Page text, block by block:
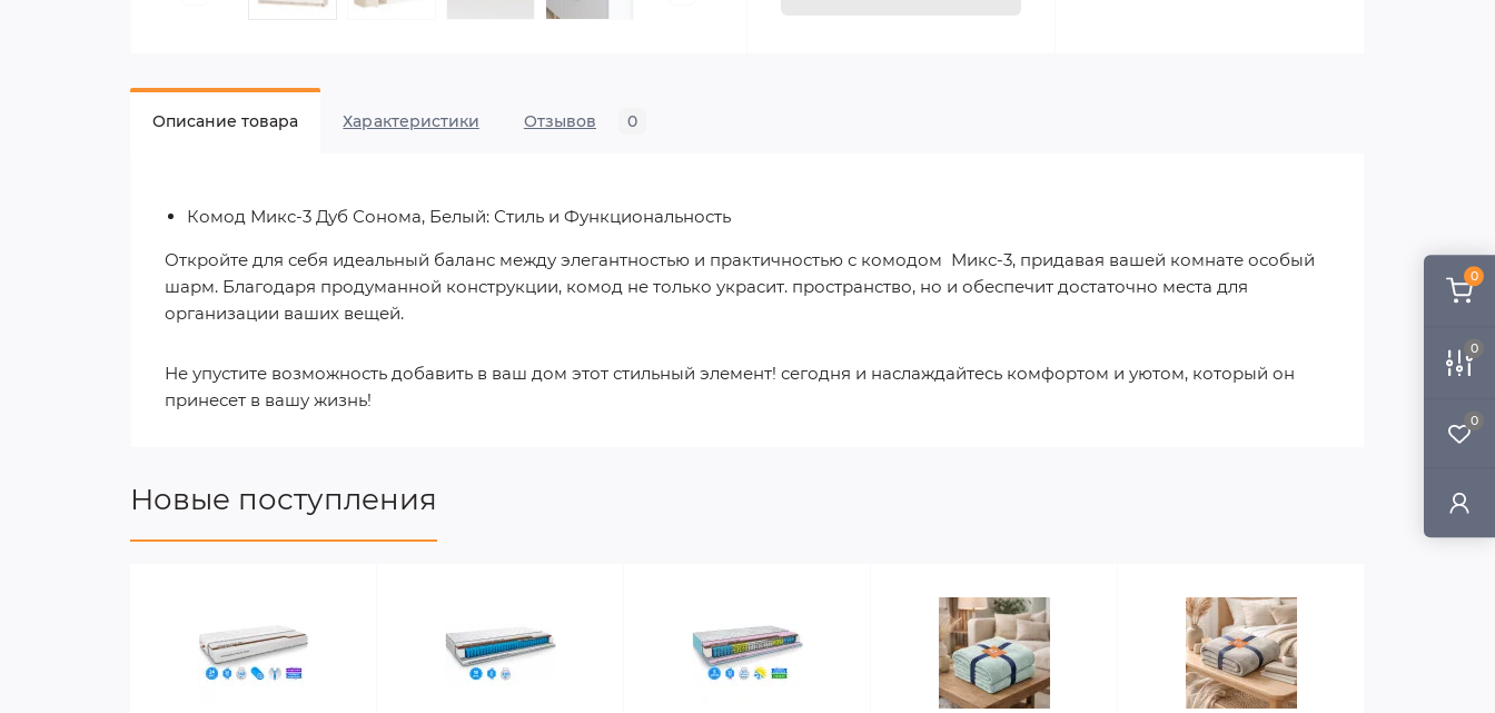
0
0
0
Описание товара Характеристики Отзывов 0
Комод Микс-3 Дуб Сонома, Белый: Стиль и Функциональность
Откройте для себя идеальный баланс между элегантностью и практичностью с комодом Микс-3, придавая вашей комнате особый
шарм. Благодаря продуманной конструкции, комод не только украсит. пространство, но и обеспечит достаточно места для
организации ваших вещей.
Не упустите возможность добавить в ваш дом этот стильный элемент! сегодня и наслаждайтесь комфортом и уютом, который он
принесет в вашу жизнь!
Новые поступления